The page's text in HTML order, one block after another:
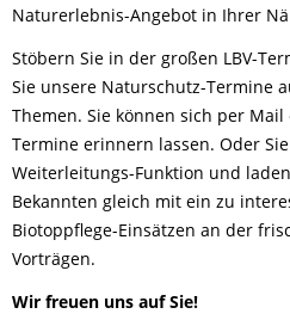
Naturerlebnis-Angebot in Ihrer
Stöbern Sie in der großen LBV-
Sie unsere Naturschutz-Termine
Themen. Sie können sich per
Termine erinnern lassen. Oder
Weiterleitungs-Funktion und
Bekannten gleich mit ein zu
Biotoppflege-Einsätzen an der
Vorträgen.
Wir freuen uns auf Sie!